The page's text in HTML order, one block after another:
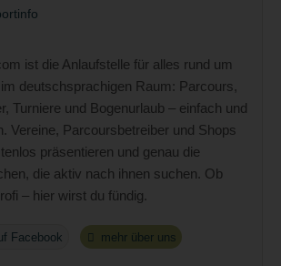
ist die Anlaufstelle für alles rund um
deutschsprachigen Raum: Parcours,
Turniere und Bogenurlaub – einfach und
Vereine, Parcoursbetreiber und Shops
präsentieren und genau die
die aktiv nach ihnen suchen. Ob
– hier wirst du fündig.
Facebook mehr über uns